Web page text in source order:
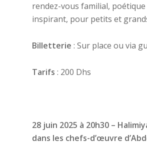
rendez-vous familial,
inspirant, pour petits et
Billetterie : Sur place ou via
Tarifs : 200 Dhs
28 juin 2025 à 20h30 –
dans les chefs-d’œuvre